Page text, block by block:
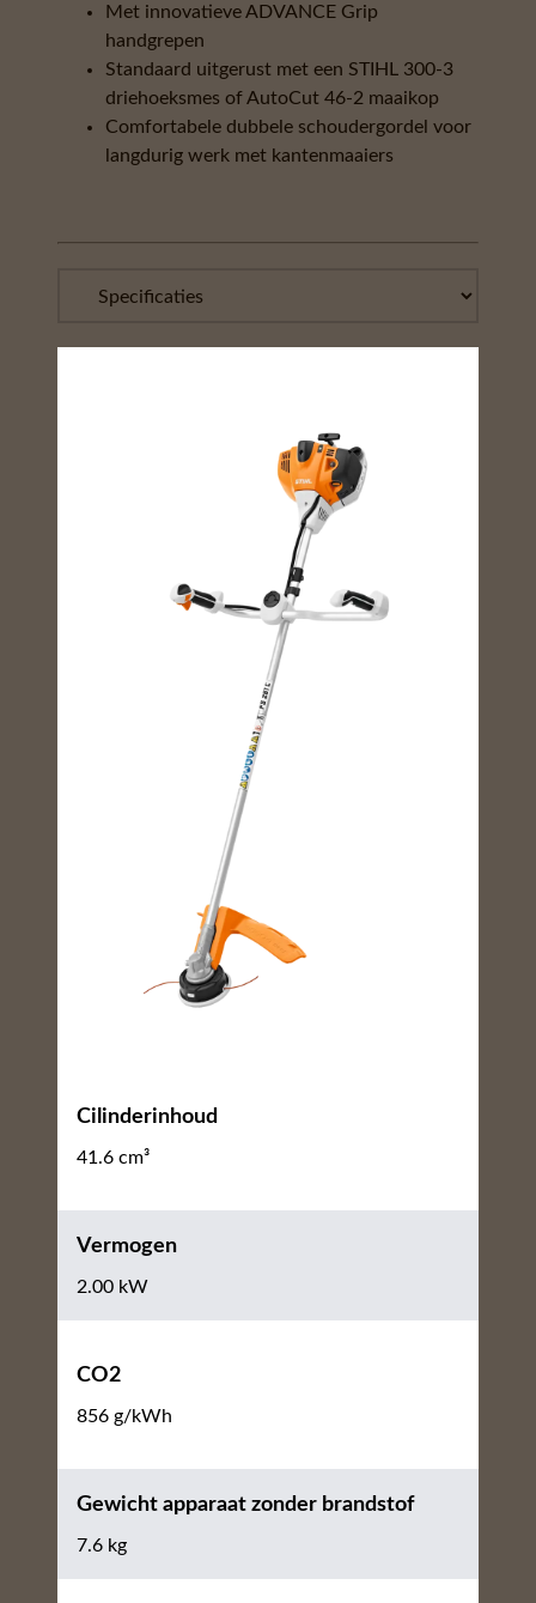
Met innovatieve ADVANCE Grip
handgrepen
Standaard uitgerust met een STIHL 300-3
driehoeksmes of AutoCut 46-2 maaikop
Comfortabele dubbele schoudergordel voor
langdurig werk met kantenmaaiers
Cilinderinhoud
41.6 cm³
Vermogen
2.00 kW
CO2
856 g/kWh
Gewicht apparaat zonder brandstof
7.6 kg